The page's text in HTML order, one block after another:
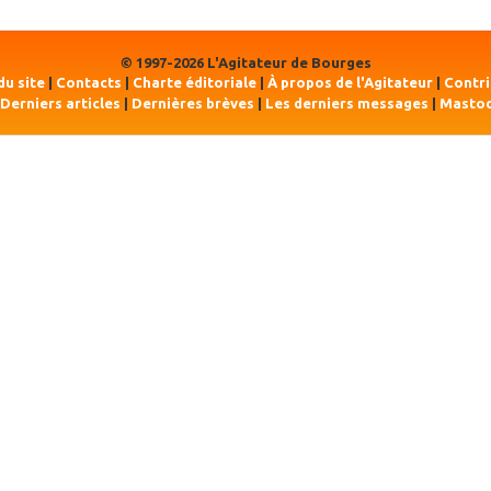
© 1997-2026 L'Agitateur de Bourges
site Contacts Charte éditoriale À propos de l'Agitateur
Derniers articles | Dernières brèves | Les derniers messages |